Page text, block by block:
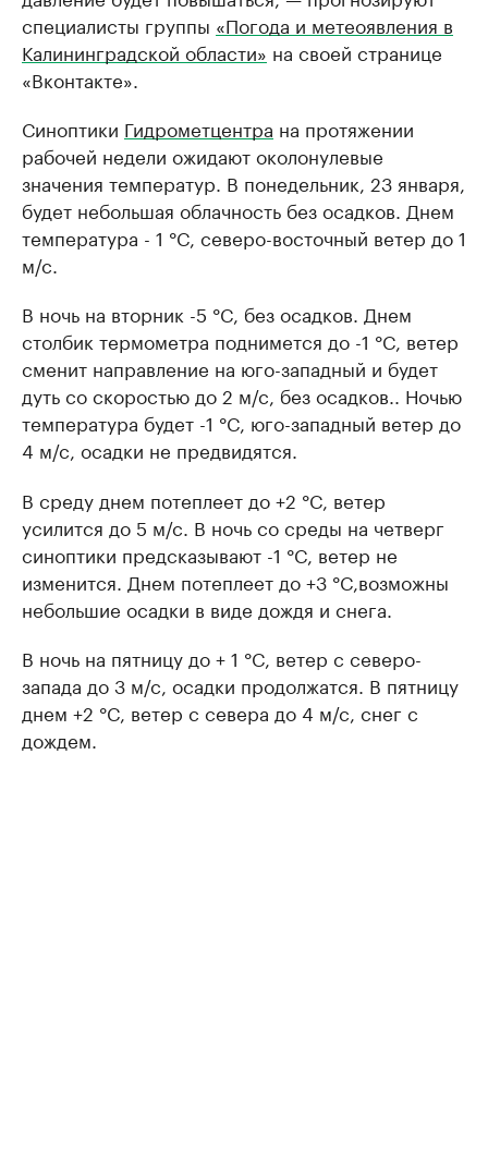
специалисты группы «Погода и метеоявления в
Калининградской области» на своей странице
«Вконтакте».
Синоптики Гидрометцентра на протяжении
рабочей недели ожидают околонулевые
значения температур. В понедельник, 23 января,
будет небольшая облачность без осадков. Днем
температура - 1 °C, северо-восточный ветер до 1
м/с.
В ночь на вторник -5 °C, без осадков. Днем
столбик термометра поднимется до -1 °C, ветер
сменит направление на юго-западный и будет
дуть со скоростью до 2 м/с, без осадков.. Ночью
температура будет -1 °C, юго-западный ветер до
4 м/с, осадки не предвидятся.
В среду днем потеплеет до +2 °C, ветер
усилится до 5 м/с. В ночь со среды на четверг
синоптики предсказывают -1 °C, ветер не
изменится. Днем потеплеет до +3 °C,возможны
небольшие осадки в виде дождя и снега.
В ночь на пятницу до + 1 °C, ветер с северо-
запада до 3 м/с, осадки продолжатся. В пятницу
днем +2 °C, ветер с севера до 4 м/с, снег с
дождем.